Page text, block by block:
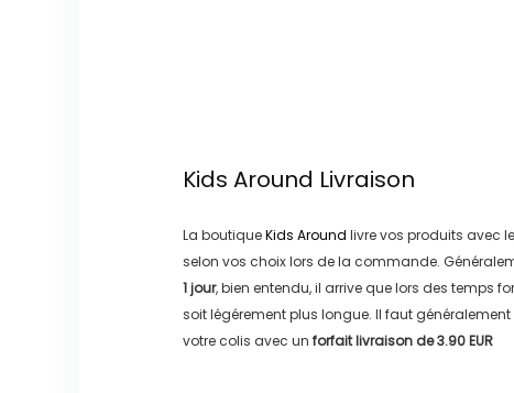
Kids Around Livraison
La boutiqueKids Around livre vos produits avec
selon vos choix lors de la commande.
1 jour, bien entendu, il arrive que lors des temps
soit légérement plus longue. Il faut généralement
votre colis avec un forfait livraison de3.90 EUR